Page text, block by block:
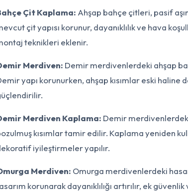
Çit Kaplama: Ahşap bahçe çitleri, pasif
çit yapısı korunur, dayanıklılık ve hava
teknikleri eklenir.
Merdiven: Demir merdivenlerdeki ahşap
yapı korunurken, ahşap kısımlar eski
Merdiven Kaplama: Demir
kısımlar tamir edilir. Kaplama yeniden
iyileştirmeler yapılır.
Merdiven: Omurga merdivenlerdeki
korunarak dayanıklılığı artırılır, ek